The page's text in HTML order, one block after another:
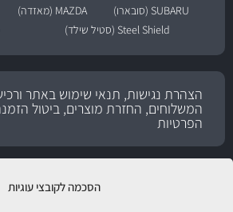
הסכמה לקובצי עוגיות
SUBARU (סובארו)
MAZDA (מאזדה)
Steel Shield (סטיל שילד)
הצהרת נגישות, תנאי שימוש באתר
המשלוחים, החזרת מוצרים, ביטול
הפרטיות